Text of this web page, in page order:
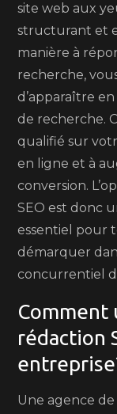
site web aux
structurant et
manière à
recherche,
d’apparaître
de recherche.
qualifié sur
en ligne et à
conversion.
SEO est donc
essentiel pour
démarquer
concurrentiel
Comment
rédaction
Une agence